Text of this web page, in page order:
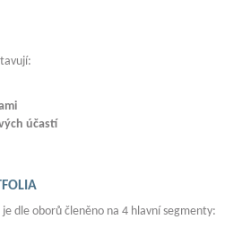
účastí
dle oborů členěno na 4 hlavní segmenty: